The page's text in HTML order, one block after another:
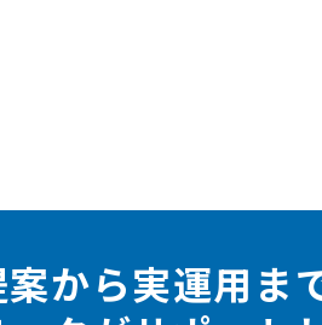
から実運用ま